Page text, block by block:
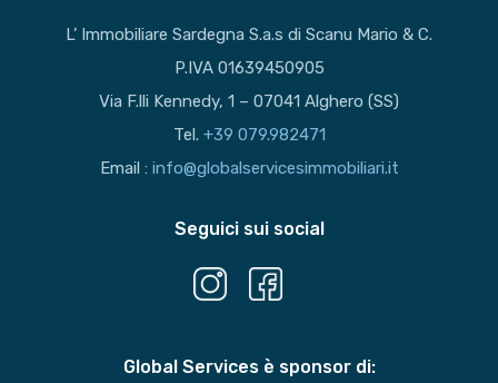
L’ Immobiliare Sardegna S.a.s di Scanu Mario & C.
P.IVA 01639450905
Via F.lli Kennedy, 1 – 07041 Alghero (SS)
Tel. +39 079.982471
Email : info@globalservicesimmobiliari.it
Seguici sui social
Global Services è sponsor di: